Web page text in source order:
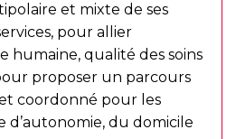
et mixte de ses
pour allier
humaine, qualité des soins
proposer un parcours
coordonné pour les
d’autonomie, du domicile